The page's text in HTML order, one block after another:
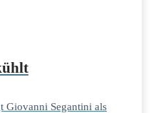
Giovanni Segantini als